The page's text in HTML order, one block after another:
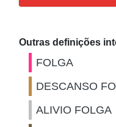
Outras definições
FOLGA
DESCANSO
ALIVIO FOLGA